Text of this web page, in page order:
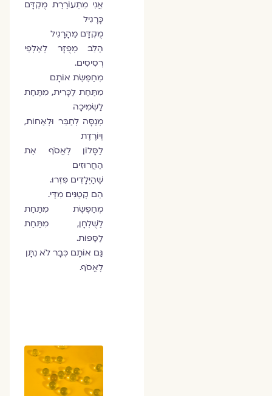
אֲנִי מִתְעוֹרֶרֶת מֻקְדָּם
כָּרָגִיל
מֻקְדָּם מֵהָרָגִיל
הַלֵּב מְפֻזָּר לְאַלְפֵי
רְסִיסִים.
מְחַפֶּשֶׂת אוֹתָם
מִתַּחַת לַכָּרִית, מִתַּחַת
לַשְּׂמִיכָה
מְנַסָּה לְחַבֵּר וּלְאַחוֹת,
וְיוֹרֶדֶת
לַסָּלוֹן לֶאֱסֹף אֶת
הַחֲרוּזִים
שֶׁהַיְּלָדִים פִּזְּרוּ.
הֵם קְטַנִּים מִדַּי.
מְחַפֶּשֶׂת מִתַּחַת
לַשֻּׁלְחָן, מִתַּחַת
לַסַּפּוֹת.
גַּם אוֹתָם כְּבָר לֹא נִתָּן
לֶאֱסֹף.